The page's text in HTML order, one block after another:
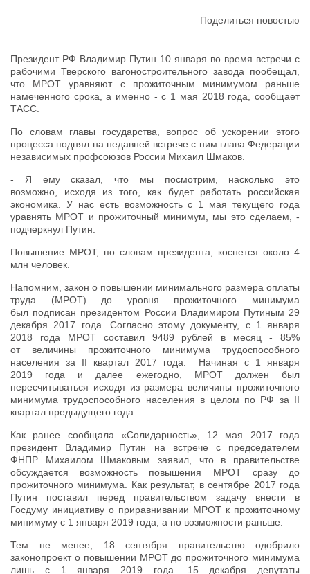
Поделиться новостью
Президент РФ Владимир Путин 10 января во время встречи с
рабочими Тверского вагоностроительного завода пообещал,
что МРОТ уравняют с прожиточным минимумом раньше
намеченного срока, а именно - с 1 мая 2018 года, сообщает
ТАСС.
По словам главы государства, вопрос об ускорении этого
процесса поднял на недавней встрече с ним глава Федерации
независимых профсоюзов России Михаил Шмаков.
- Я ему сказал, что мы посмотрим, насколько это
возможно, исходя из того, как будет работать российская
экономика. У нас есть возможность с 1 мая текущего года
уравнять МРОТ и прожиточный минимум, мы это сделаем, -
подчеркнул Путин.
Повышение МРОТ, по словам президента, коснется около 4
млн человек.
Напомним, закон о повышении минимального размера оплаты
труда (МРОТ) до уровня прожиточного минимума
был подписан президентом России Владимиром Путиным 29
декабря 2017 года. Согласно этому документу, с 1 января
2018 года МРОТ составил 9489 рублей в месяц - 85%
от величины прожиточного минимума трудоспособного
населения за II квартал 2017 года. Начиная с 1 января
2019 года и далее ежегодно, МРОТ должен был
пересчитываться исходя из размера величины прожиточного
минимума трудоспособного населения в целом по РФ за II
квартал предыдущего года.
Как ранее сообщала «Солидарность», 12 мая 2017 года
президент Владимир Путин на встрече с председателем
ФНПР Михаилом Шмаковым заявил, что в правительстве
обсуждается возможность повышения МРОТ сразу до
прожиточного минимума. Как результат, в сентябре 2017 года
Путин поставил перед правительством задачу внести в
Госдуму инициативу о приравнивании МРОТ к прожиточному
минимуму с 1 января 2019 года, а по возможности раньше.
Тем не менее, 18 сентября правительство одобрило
законопроект о повышении МРОТ до прожиточного минимума
лишь с 1 января 2019 года. 15 декабря депутаты